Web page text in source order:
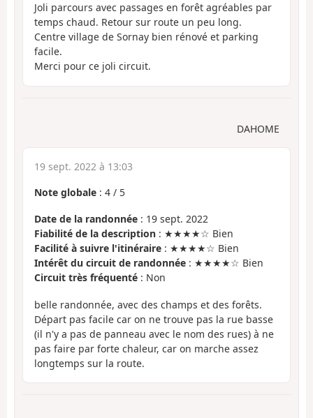
Joli parcours avec passages en forêt agréables par
temps chaud. Retour sur route un peu long.
Centre village de Sornay bien rénové et parking
facile.
Merci pour ce joli circuit.
DAHOME
19 sept. 2022 à 13:03
Note globale : 4 / 5
Date de la randonnée : 19 sept. 2022
Fiabilité de la description : ★★★★☆ Bien
Facilité à suivre l'itinéraire : ★★★★☆ Bien
Intérêt du circuit de randonnée : ★★★★☆ Bien
Circuit très fréquenté : Non
belle randonnée, avec des champs et des forêts.
Départ pas facile car on ne trouve pas la rue basse
(il n'y a pas de panneau avec le nom des rues) à ne
pas faire par forte chaleur, car on marche assez
longtemps sur la route.